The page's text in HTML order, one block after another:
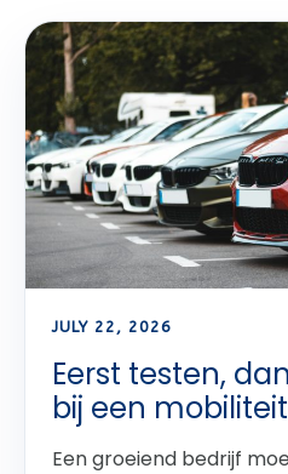
JULY 22, 2026
Eerst testen,
bij een
Een groeiend bedrijf